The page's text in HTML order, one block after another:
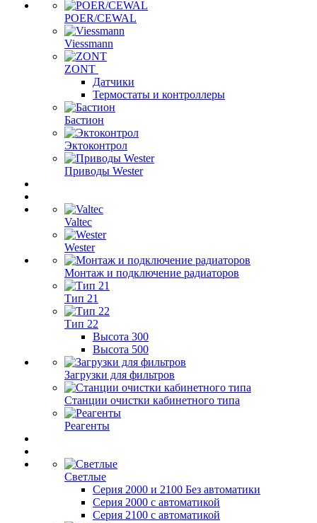
POER/CEWAL
Viessmann
ZONT
Датчики
Термостаты и контроллеры
Бастион
Эктоконтрол
Приводы Wester
Valtec
Wester
Монтаж и подключение радиаторов
Тип 21
Тип 22
Высота 300
Высота 500
Загрузки для фильтров
Станции очистки кабинетного типа
Реагенты
Светлые
Серия 2000 и 2100 Без автоматики
Серия 2000 с автоматикой
Серия 2100 с автоматикой